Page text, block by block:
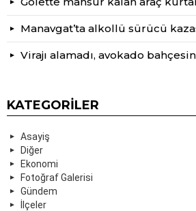
Manavgat’ta alkollü sürücü
Virajı alamadı, avokado
KATEGORILER
Asayiş
Diğer
Ekonomi
Fotoğraf Galerisi
Gündem
İlçeler